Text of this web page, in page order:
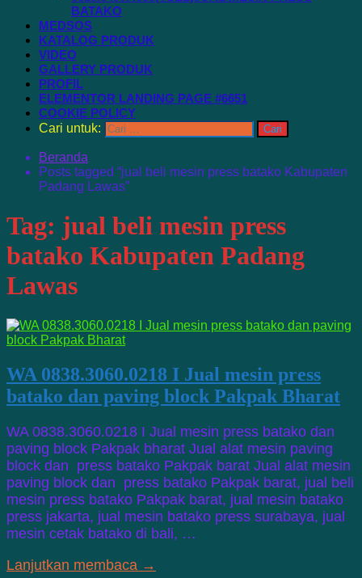
BATAKO
MEDSOS
KATALOG PRODUK
VIDEO
GALLERY PRODUK
PROFIL
ELEMENTOR LANDING PAGE #6651
COOKIE POLICY
Cari untuk:
Beranda
Posts tagged “jual beli mesin press batako Kabupaten
Padang Lawas”
Tag: jual beli mesin press
batako Kabupaten Padang
Lawas
WA 0838.3060.0218 I Jual mesin press
batako dan paving block Pakpak Bharat
WA 0838.3060.0218 I Jual mesin press batako dan
paving block Pakpak bharat Jual alat mesin paving
block dan press batako Pakpak barat Jual alat mesin
paving block dan press batako Pakpak barat, jual beli
mesin press batako Pakpak barat, jual mesin batako
press jakarta, jual mesin batako press surabaya, jual
mesin cetak batako di bali, …
Lanjutkan membaca →